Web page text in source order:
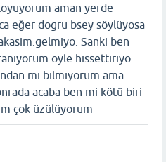
aman yerde
eğer dogru bsey söylüyosa
Sanki ben
öyle hissettiriyo.
mi bilmiyorum ama
acaba ben mi kötü biri
çok üzülüyorum